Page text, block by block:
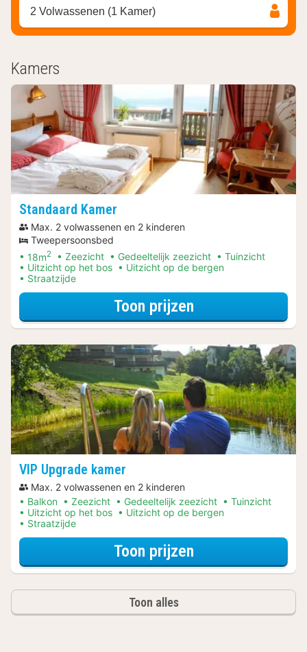
2 Volwassenen (1 Kamer)
Kamers
Standaard Kamer
Max. 2 volwassenen en 2 kinderen
Tweepersoonsbed
18m2 Zeezicht Gedeeltelijk zeezicht
Tuinzicht
Uitzicht op het bos
Uitzicht op de bergen
Straatzijde
Toon prijzenvoor Wellness
VIP Upgrade kamer
Max. 2 volwassenen en 2 kinderen
Balkon
Zeezicht Gedeeltelijk zeezicht
Tuinzicht
Uitzicht op het bos
Uitzicht op de bergen
Straatzijde
Toon prijzenvoor Wellness
Toon alles